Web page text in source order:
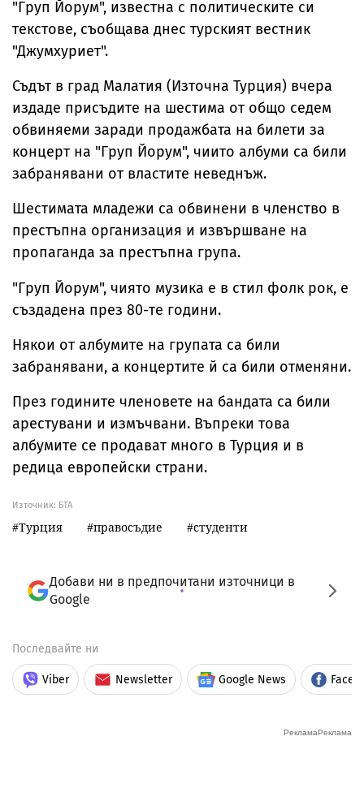
"Груп Йорум", известна с политическите си
текстове, съобщава днес турският вестник
"Джумхуриет".
Съдът в град Малатия (Източна Турция) вчера
издаде присъдите на шестима от общо седем
обвиняеми заради продажбата на билети за
концерт на "Груп Йорум", чиито албуми са били
забранявани от властите неведнъж.
Шестимата младежи са обвинени в членство в
престъпна организация и извършване на
пропаганда за престъпна група.
"Груп Йорум", чиято музика е в стил фолк рок, е
създадена през 80-те години.
Някои от албумите на групата са били
забранявани, а концертите й са били отменяни.
През годините членовете на бандата са били
арестувани и измъчвани. Въпреки това
албумите се продават много в Турция и в
редица европейски страни.
Източник: БТА
Турция правосъдие студенти
Добави ни в предпочитани източници в
Google
Последвайте ни
Viber Newsletter Google News